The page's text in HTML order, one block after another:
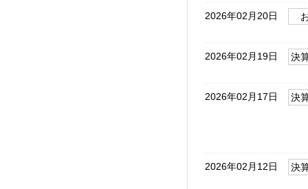
2026年02月20日
2026年02月19日 決
2026年02月17日 決
2026年02月12日 決